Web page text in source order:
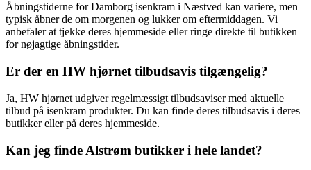
Åbningstiderne for Damborg isenkram i Næstved kan variere, men
typisk åbner de om morgenen og lukker om eftermiddagen. Vi
anbefaler at tjekke deres hjemmeside eller ringe direkte til butikken
for nøjagtige åbningstider.
Er der en HW hjørnet tilbudsavis tilgængelig?
Ja, HW hjørnet udgiver regelmæssigt tilbudsaviser med aktuelle
tilbud på isenkram produkter. Du kan finde deres tilbudsavis i deres
butikker eller på deres hjemmeside.
Kan jeg finde Alstrøm butikker i hele landet?